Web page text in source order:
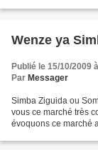
Wenze ya
Publié le 15/10/2009
Par Messager
Simba Ziguida ou
vous ce marché très
évoquons ce marché